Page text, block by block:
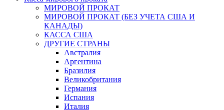
МИРОВОЙ ПРОКАТ
МИРОВОЙ ПРОКАТ (БЕЗ УЧЕТА США И
КАНАДЫ)
КАССА США
ДРУГИЕ СТРАНЫ
Австралия
Аргентина
Бразилия
Великобритания
Германия
Испания
Италия